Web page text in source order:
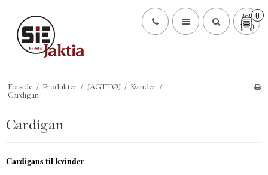
0
Forside / Produkter / JAGTTØJ / Kvinder /
Cardigan
Cardigan
Cardigans til kvinder